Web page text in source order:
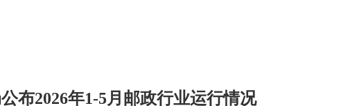
布2026年1-5月邮政行业运行情况